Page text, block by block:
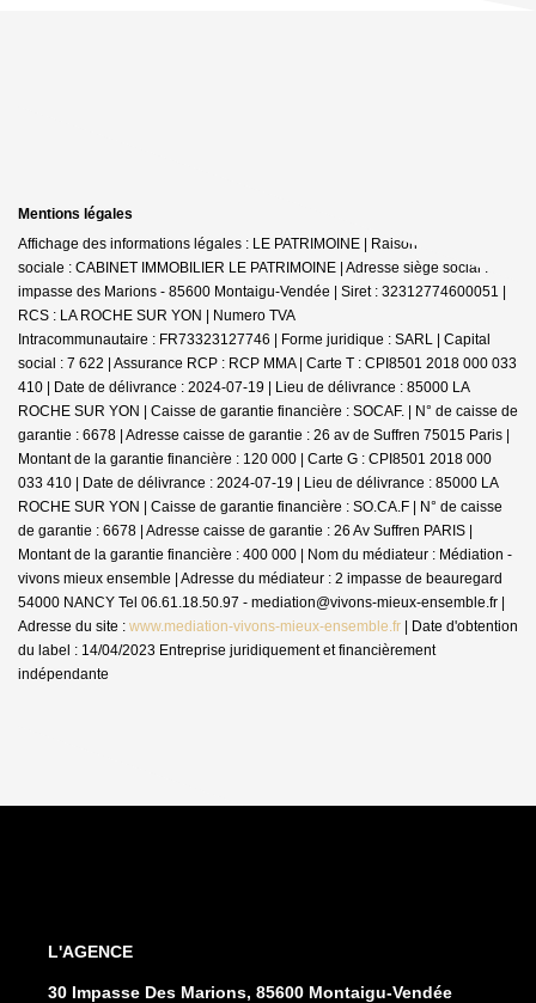
Mentions légales
Affichage des informations légales : LE PATRIMOINE | Raison
sociale : CABINET IMMOBILIER LE PATRIMOINE | Adresse siège social : 30
impasse des Marions - 85600 Montaigu-Vendée | Siret : 32312774600051 |
RCS : LA ROCHE SUR YON | Numero TVA
Intracommunautaire : FR73323127746 | Forme juridique : SARL | Capital
social : 7 622 | Assurance RCP : RCP MMA | Carte T : CPI8501 2018 000 033
410 | Date de délivrance : 2024-07-19 | Lieu de délivrance : 85000 LA
ROCHE SUR YON | Caisse de garantie financière : SOCAF. | N° de caisse de
garantie : 6678 | Adresse caisse de garantie : 26 av de Suffren 75015 Paris |
Montant de la garantie financière : 120 000 | Carte G : CPI8501 2018 000
033 410 | Date de délivrance : 2024-07-19 | Lieu de délivrance : 85000 LA
ROCHE SUR YON | Caisse de garantie financière : SO.CA.F | N° de caisse
de garantie : 6678 | Adresse caisse de garantie : 26 Av Suffren PARIS |
Montant de la garantie financière : 400 000 | Nom du médiateur : Médiation -
vivons mieux ensemble | Adresse du médiateur : 2 impasse de beauregard
54000 NANCY Tel 06.61.18.50.97 - mediation@vivons-mieux-ensemble.fr |
Adresse du site : www.mediation-vivons-mieux-ensemble.fr | Date d'obtention
du label : 14/04/2023 Entreprise juridiquement et financièrement
indépendante
L'AGENCE
30 Impasse Des Marions, 85600 Montaigu-Vendée